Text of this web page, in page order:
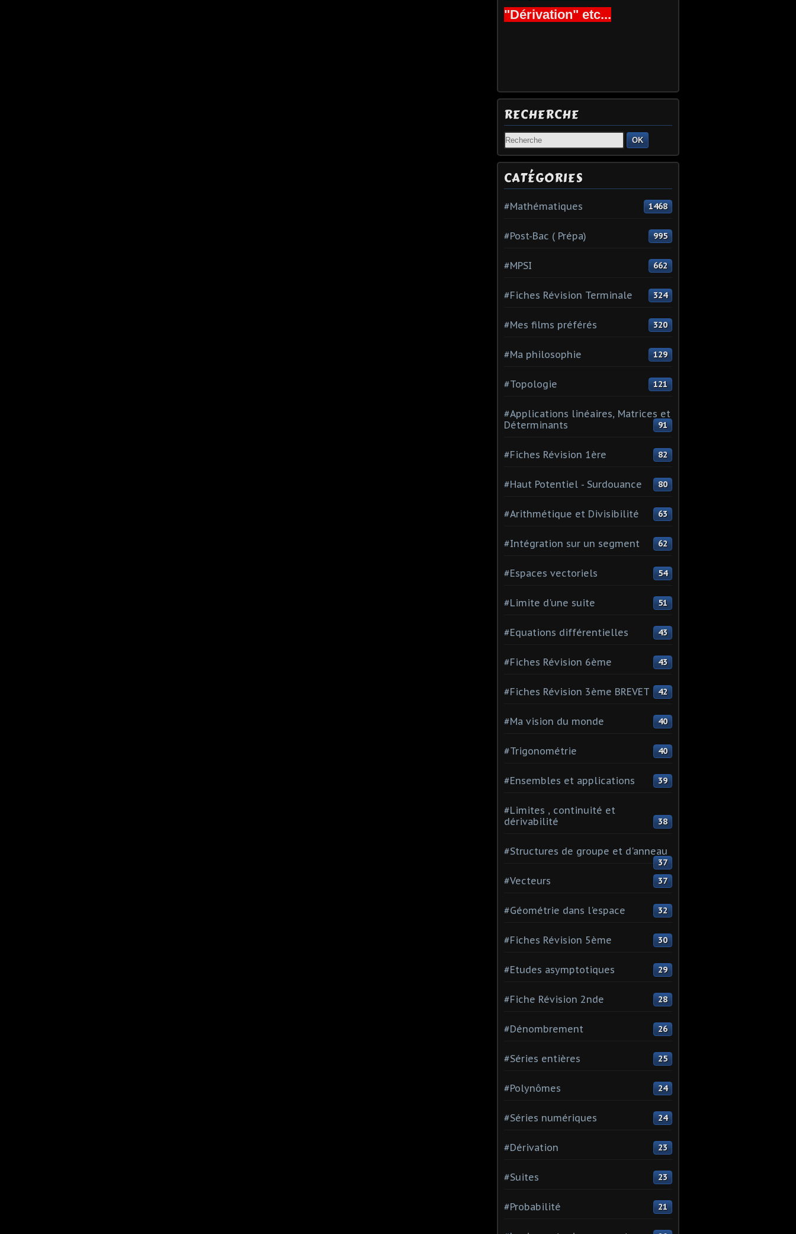
"Dérivation" etc...
RECHERCHE
OK
CATÉGORIES
#Mathématiques 1468
#Post-Bac ( Prépa) 995
#MPSI 662
#Fiches Révision Terminale 324
#Mes films préférés 320
#Ma philosophie 129
#Topologie 121
#Applications linéaires, Matrices et
Déterminants
91
#Fiches Révision 1ère 82
#Haut Potentiel - Surdouance 80
#Arithmétique et Divisibilité 63
#Intégration sur un segment 62
#Espaces vectoriels 54
#Limite d'une suite 51
#Equations différentielles 43
#Fiches Révision 6ème 43
#Fiches Révision 3ème BREVET 42
#Ma vision du monde 40
#Trigonométrie 40
#Ensembles et applications 39
#Limites , continuité et
dérivabilité
38
#Structures de groupe et d'anneau
37
#Vecteurs 37
#Géométrie dans l'espace 32
#Fiches Révision 5ème 30
#Etudes asymptotiques 29
#Fiche Révision 2nde 28
#Dénombrement 26
#Séries entières 25
#Polynômes 24
#Séries numériques 24
#Dérivation 23
#Suites 23
#Probabilité 21